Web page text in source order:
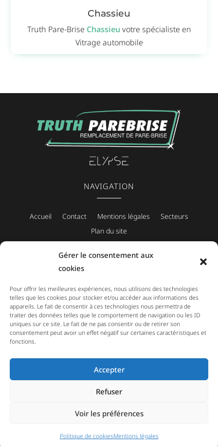
Gérer le consentement aux
cookies
Pour offrir les meilleures expériences, nous utilisons des technologies
telles que les cookies pour stocker et/ou accéder aux informations des
appareils. Le fait de consentir à ces technologies nous permettra de
traiter des données telles que le comportement de navigation ou les ID
uniques sur ce site. Le fait de ne pas consentir ou de retirer son
consentement peut avoir un effet négatif sur certaines caractéristiques et
fonctions.
Accepter
Refuser
Voir les préférences
Politique de cookiesMentions légales
Chassieu
Truth Pare-Brise Chassieu votre spécialiste en
Vitrage automobile
NAVIGATION
Accueil Contact Mentions légales
Secteurs
Plan du site
PRENDRE RENDEZ-VOUS
PRENDRE CONTACT
Recherches fréquentes
Bris de glace Chassieu
Bris de glace Lyon
© Truth Parebrise - 2026 - Tous droits réservés